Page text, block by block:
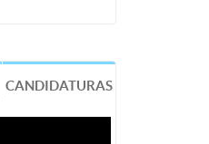
CANDIDATURAS